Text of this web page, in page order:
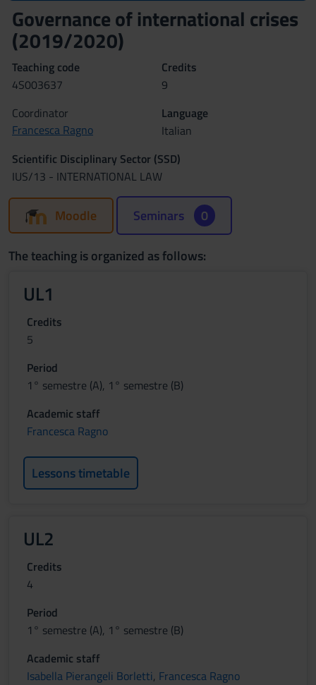
Governance of international crises
(2019/2020)
Teaching code
4S003637
Credits
9
Coordinator
Francesca Ragno
Language
Italian
Scientific Disciplinary Sector (SSD)
IUS/13 - INTERNATIONAL LAW
Moodle Seminars 0
The teaching is organized as follows:
UL1
Credits
5
Period
1° semestre (A), 1° semestre (B)
Academic staff
Francesca Ragno
Lessons timetable
UL2
Credits
4
Period
1° semestre (A), 1° semestre (B)
Academic staff
Isabella Pierangeli Borletti, Francesca Ragno